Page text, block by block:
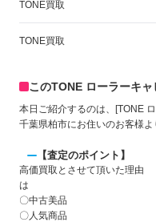
TONE買取
TONE買取
このTONE ローラーキ
本日ご紹介するのは、[TONE
千葉県柏市にお住いのお客様
【査定のポイント】
高価買取とさせて頂いた理由
〇中古美品
〇人気商品